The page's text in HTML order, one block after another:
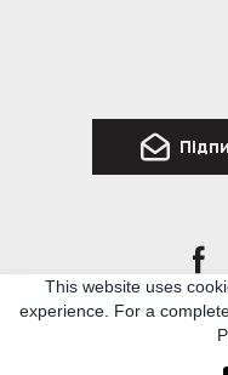
Ro3kvit Urban Coalition for
in architecture, urban planning
This website uses
experience. For a